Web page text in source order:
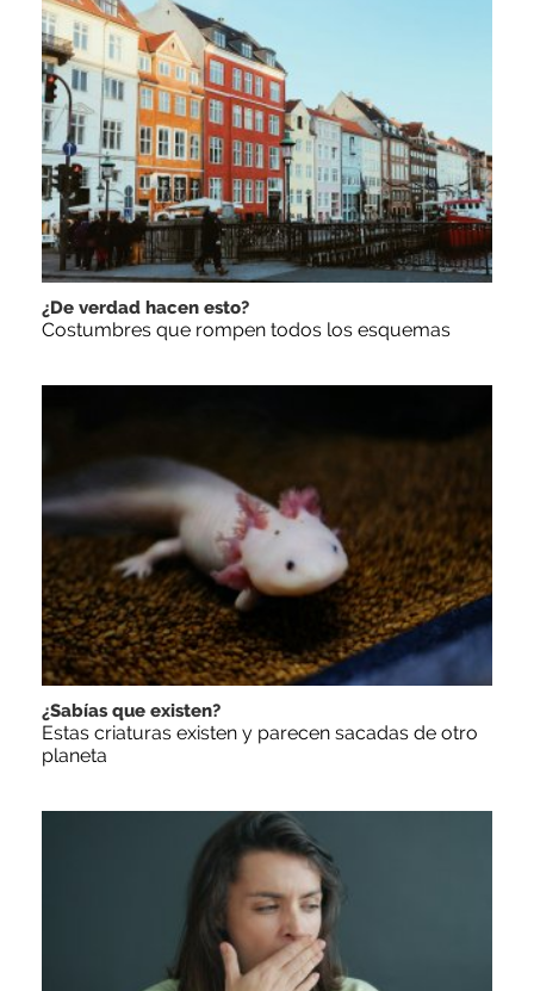
¿De verdad hacen esto?
Costumbres que rompen todos los esquemas
¿Sabías que existen?
Estas criaturas existen y parecen sacadas de otro
planeta